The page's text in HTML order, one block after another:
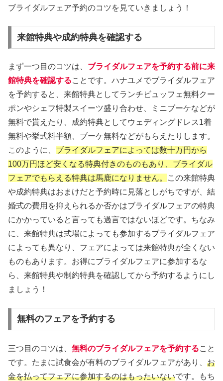
ブライダルフェア予約のコツを見ていきましょう！
来館特典や成約特典を確認する
まず一つ目のコツは、 ブライダルフェアを予約する前に来
館特典を確認することです。ハナユメでブライダルフェア
を予約すると、来館特典としてランチビュッフェ無料クー
ポンやシェフ特製スイーツ盛り合わせ、ミニブーケなどが
無料で貰えたり、成約特典としてウェディングドレス1着
無料や挙式料半額、ブーケ無料などがもらえたりします。
このように、 ブライダルフェアによっては数十万円から
100万円ほど安くなる特典付きのものもあり、ブライダル
フェアでもらえる特典は馬鹿になりません。
この来館特典
や成約特典はおまけだと予約時に見落としがちですが、結
婚式の費用を抑えられるか否かはブライダルフェアの特典
にかかっていると言っても過言ではないほどです。ちなみ
に、来館特典は式場によっても参加するブライダルフェア
によっても異なり、フェアによっては来館特典が全くない
ものもあります。お得にブライダルフェアに参加するな
ら、来館特典や制約特典を確認してから予約するようにし
ましょう！
無料のフェアを予約する
三つ目のコツは、 無料のブライダルフェアを予約すること
です。たまに試食会が有料のブライダルフェアがあり、 お
金を払ってフェアに参加するのはもったいないです。もち